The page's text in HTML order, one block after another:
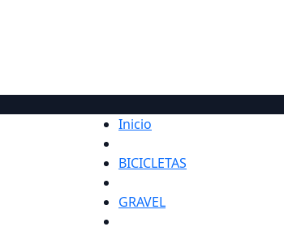
Inicio
BICICLETAS
GRAVEL